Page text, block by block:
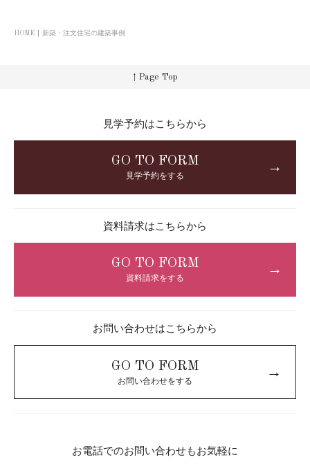
HOME 新築・注文住宅の建築事例
↑ Page Top
見学予約はこちらから
GO TO FORM
見学予約をする
→
資料請求はこちらから
GO TO FORM
資料請求をする
→
お問い合わせはこちらから
GO TO FORM
お問い合わせをする
→
お電話でのお問い合わせもお気軽に